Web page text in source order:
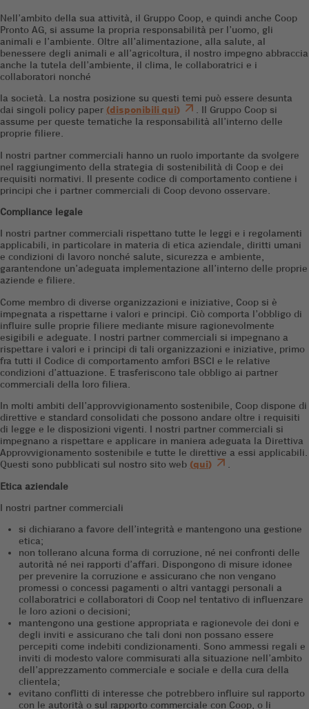
Nell’ambito della sua attività, il Gruppo Coop, e quindi anche Coop
Pronto AG, si assume la propria responsabilità per l’uomo, gli
animali e l’ambiente. Oltre all’alimentazione, alla salute, al
benessere degli animali e all’agricoltura, il nostro impegno abbraccia
anche la tutela dell’ambiente, il clima, le collaboratrici e i
collaboratori nonché
la società. La nostra posizione su questi temi può essere desunta
dai singoli policy paper (disponibili qui)
. Il Gruppo Coop si
assume per queste tematiche la responsabilità all’interno delle
proprie filiere.
I nostri partner commerciali hanno un ruolo importante da svolgere
nel raggiungimento della strategia di sostenibilità di Coop e dei
requisiti normativi. Il presente codice di comportamento contiene i
principi che i partner commerciali di Coop devono osservare.
Compliance legale
I nostri partner commerciali rispettano tutte le leggi e i regolamenti
applicabili, in particolare in materia di etica aziendale, diritti umani
e condizioni di lavoro nonché salute, sicurezza e ambiente,
garantendone un’adeguata implementazione all’interno delle proprie
aziende e filiere.
Come membro di diverse organizzazioni e iniziative, Coop si è
impegnata a rispettarne i valori e principi. Ciò comporta l’obbligo di
influire sulle proprie filiere mediante misure ragionevolmente
esigibili e adeguate. I nostri partner commerciali si impegnano a
rispettare i valori e i principi di tali organizzazioni e iniziative, primo
fra tutti il Codice di comportamento amfori BSCI e le relative
condizioni d’attuazione. E trasferiscono tale obbligo ai partner
commerciali della loro filiera.
In molti ambiti dell’approvvigionamento sostenibile, Coop dispone di
direttive e standard consolidati che possono andare oltre i requisiti
di legge e le disposizioni vigenti. I nostri partner commerciali si
impegnano a rispettare e applicare in maniera adeguata la Direttiva
Approvvigionamento sostenibile e tutte le direttive a essi applicabili.
Questi sono pubblicati sul nostro sito web (qui)
.
Etica aziendale
I nostri partner commerciali
si dichiarano a favore dell’integrità e mantengono una gestione
etica;
non tollerano alcuna forma di corruzione, né nei confronti delle
autorità né nei rapporti d’affari. Dispongono di misure idonee
per prevenire la corruzione e assicurano che non vengano
promessi o concessi pagamenti o altri vantaggi personali a
collaboratrici e collaboratori di Coop nel tentativo di influenzare
le loro azioni o decisioni;
mantengono una gestione appropriata e ragionevole dei doni e
degli inviti e assicurano che tali doni non possano essere
percepiti come indebiti condizionamenti. Sono ammessi regali e
inviti di modesto valore commisurati alla situazione nell’ambito
dell’apprezzamento commerciale e sociale e della cura della
clientela;
evitano conflitti di interesse che potrebbero influire sul rapporto
con le autorità o sul rapporto commerciale con Coop, o li